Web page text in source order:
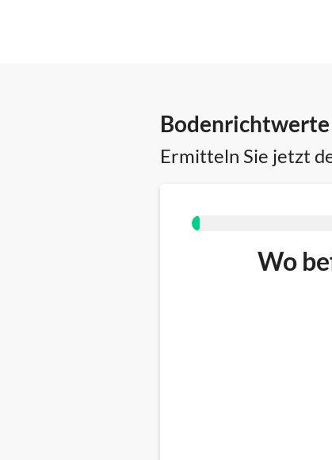
Ermitteln Sie jetzt
Wo